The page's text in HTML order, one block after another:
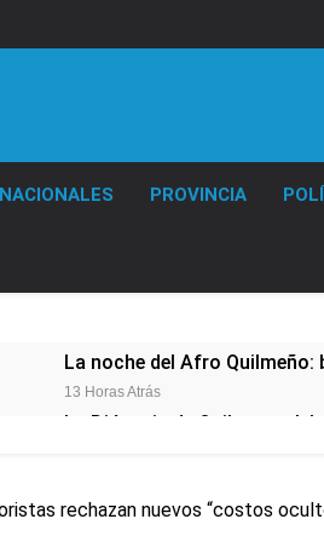
NACIONALES PROVINCIA
La noche del Afro Quilmeño:
13 Horas Atrás
La Diócesis de Quilmes
18 Horas Atrás
rechazan nuevos “costos